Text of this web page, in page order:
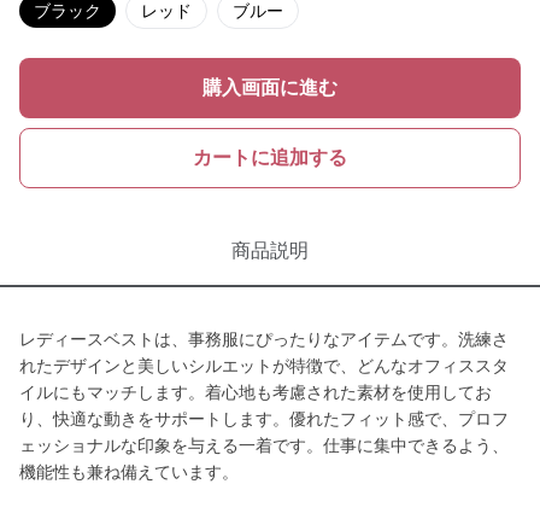
ブラック レッド ブルー
購入画面に進む
カートに追加する
商品説明
レディースベストは、事務服にぴったりなアイテムです。洗練さ
れたデザインと美しいシルエットが特徴で、どんなオフィススタ
イルにもマッチします。着心地も考慮された素材を使用してお
り、快適な動きをサポートします。優れたフィット感で、プロフ
ェッショナルな印象を与える一着です。仕事に集中できるよう、
機能性も兼ね備えています。